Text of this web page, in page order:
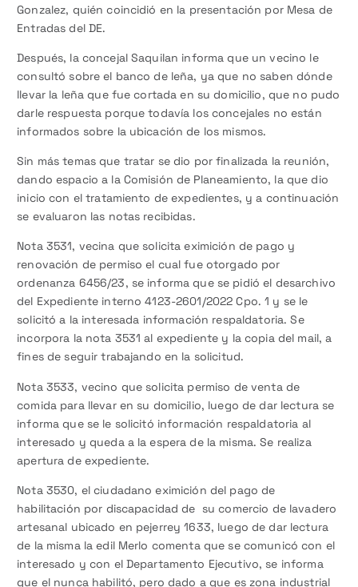
Gonzalez, quién coincidió en la presentación por Mesa de
Entradas del DE.
Después, la concejal Saquilan informa que un vecino le
consultó sobre el banco de leña, ya que no saben dónde
llevar la leña que fue cortada en su domicilio, que no pudo
darle respuesta porque todavía los concejales no están
informados sobre la ubicación de los mismos.
Sin más temas que tratar se dio por finalizada la reunión,
dando espacio a la Comisión de Planeamiento, la que dio
inicio con el tratamiento de expedientes, y a continuación
se evaluaron las notas recibidas.
Nota 3531, vecina que solicita eximición de pago y
renovación de permiso el cual fue otorgado por
ordenanza 6456/23, se informa que se pidió el desarchivo
del Expediente interno 4123-2601/2022 Cpo. 1 y se le
solicitó a la interesada información respaldatoria. Se
incorpora la nota 3531 al expediente y la copia del mail, a
fines de seguir trabajando en la solicitud.
Nota 3533, vecino que solicita permiso de venta de
comida para llevar en su domicilio, luego de dar lectura se
informa que se le solicitó información respaldatoria al
interesado y queda a la espera de la misma. Se realiza
apertura de expediente.
Nota 3530, el ciudadano eximición del pago de
habilitación por discapacidad de su comercio de lavadero
artesanal ubicado en pejerrey 1633, luego de dar lectura
de la misma la edil Merlo comenta que se comunicó con el
interesado y con el Departamento Ejecutivo, se informa
que el nunca habilitó, pero dado a que es zona industrial